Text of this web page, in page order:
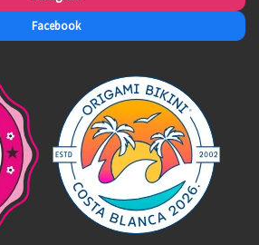
Facebook